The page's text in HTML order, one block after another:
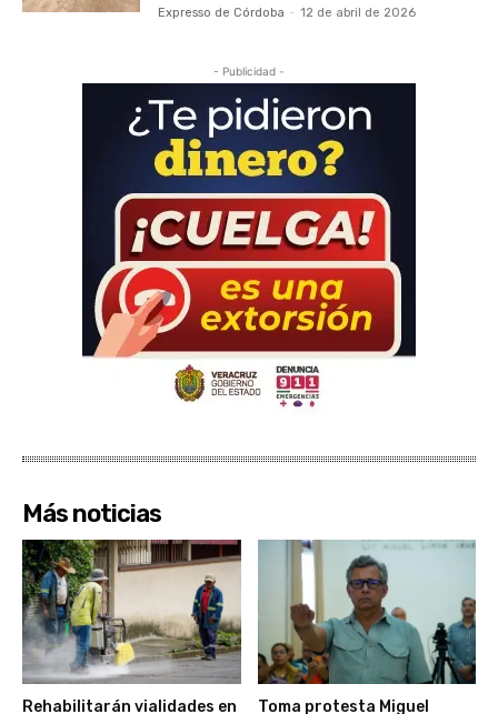
Expresso de Córdoba - 12 de abril de 2026
- Publicidad -
Más noticias
Rehabilitarán vialidades en Toma protesta Miguel